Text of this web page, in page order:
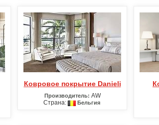
Ковровое покрытие Danieli
Производитель: AW
Страна:
Бельгия
Ковровое покрытие